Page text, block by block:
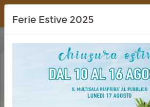
Dream Cinema
JACKASS: BEST AND LAST
Ferie Estive 2025